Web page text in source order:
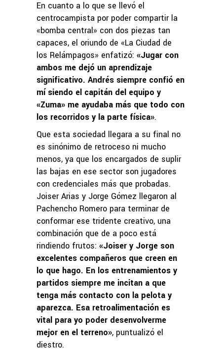
En cuanto a lo que se llevó el
centrocampista por poder compartir la
«bomba central» con dos piezas tan
capaces, el oriundo de «La Ciudad de
los Relámpagos» enfatizó: «Jugar con
ambos me dejó un aprendizaje
significativo. Andrés siempre confió en
mí siendo el capitán del equipo y
«Zuma» me ayudaba más que todo con
los recorridos y la parte física».
Que esta sociedad llegara a su final no
es sinónimo de retroceso ni mucho
menos, ya que los encargados de suplir
las bajas en ese sector son jugadores
con credenciales más que probadas.
Joiser Arias y Jorge Gómez llegaron al
Pachencho Romero para terminar de
conformar ese tridente creativo, una
combinación que de a poco está
rindiendo frutos: «Joiser y Jorge son
excelentes compañeros que creen en
lo que hago. En los entrenamientos y
partidos siempre me incitan a que
tenga más contacto con la pelota y
aparezca. Esa retroalimentación es
vital para yo poder desenvolverme
mejor en el terreno», puntualizó el
diestro.